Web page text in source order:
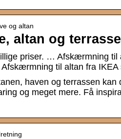
og altan
altan og
priser. … Afskærmning til
til altan fra
haven og terrassen kan
og meget mere. Få